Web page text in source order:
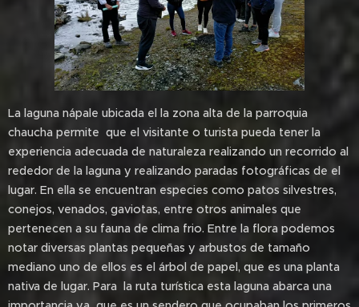
La laguna nápale ubicada el la zona alta de la parroquia
chaucha permite que el visitante o turista pueda tener la
experiencia adecuada de naturaleza realizando un recorrido al
rededor de la laguna y realizando paradas fotográficas de el
lugar. En ella se encuentran especies como patos silvestres,
conejos, venados, gaviotas, entre otros animales que
pertenecen a su fauna de clima frio. Entre la flora podemos
notar diversas plantas pequeñas y arbustos de tamaño
mediano uno de ellos es el árbol de papel, que es una planta
nativa de lugar. Para la ruta turística esta laguna abarca una